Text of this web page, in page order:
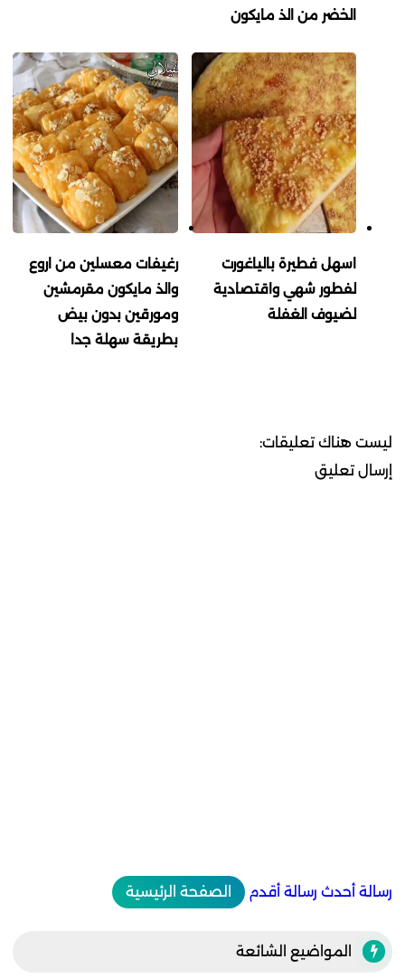
الخضر من الذ مايكون
اسهل فطيرة بالياغورت
لفطور شهي واقتصادية
لضيوف الغفلة
رغيفات معسلين من اروع
والذ مايكون مقرمشين
ومورقين بدون بيض
بطريقة سهلة جدا
ليست هناك تعليقات:
إرسال تعليق
رسالة أحدث رسالة أقدم الصفحة الرئيسية
المواضيع الشائعة